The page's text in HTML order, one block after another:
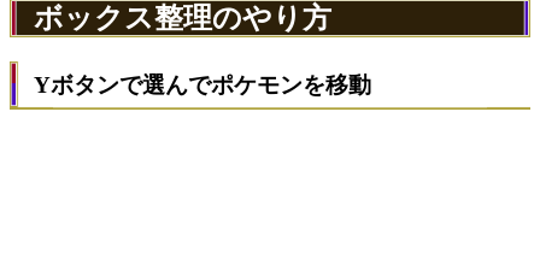
ボックス整理のやり方
Yボタンで選んでポケモンを移動